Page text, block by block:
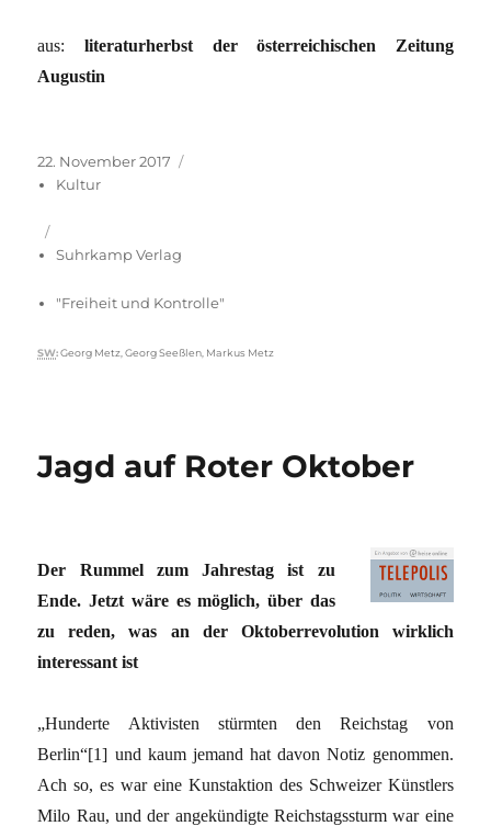
aus: literaturherbst der österreichischen Zeitung
Augustin
Veröffentlicht
am
22. November 2017
Kultur
Suhrkamp Verlag
"Freiheit und Kontrolle"
Schlagwörter
SW: Georg Metz ,Georg Seeßlen Markus Metz
Jagd auf Roter Oktober
Der Rummel zum Jahrestag ist zu
Ende. Jetzt wäre es möglich, über das
zu reden, was an der Oktoberrevolution wirklich
interessant ist
„Hunderte Aktivisten stürmten den Reichstag von
Berlin“[1] und kaum jemand hat davon Notiz genommen.
Ach so, es war eine Kunstaktion des Schweizer Künstlers
Milo Rau, und der angekündigte Reichstagssturm war eine